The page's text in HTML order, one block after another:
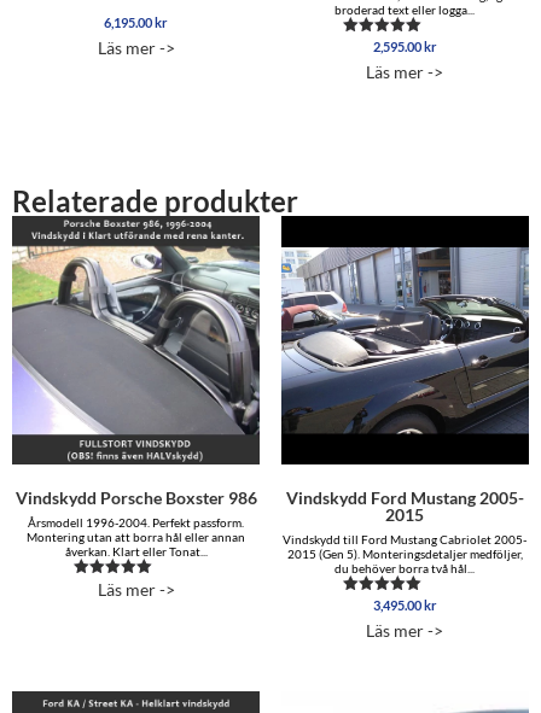
6,195.00kr
Läs mer ->
broderad text eller logga...
Betygsatt
av 5
2,595.00kr
Läs mer ->
Relaterade produkter
Vindskydd Porsche Boxster 986
Årsmodell 1996-2004. Perfekt passform.
Montering utan att borra hål eller annan
åverkan. Klart eller Tonat...
Betygsatt
Läs mer ->
Vindskydd Ford Mustang 2005-
2015
Vindskydd till Ford Mustang Cabriolet 2005-
2015 (Gen 5). Monteringsdetaljer medföljer,
du behöver borra två hål...
Betygsatt
av 5
3,495.00kr
Läs mer ->